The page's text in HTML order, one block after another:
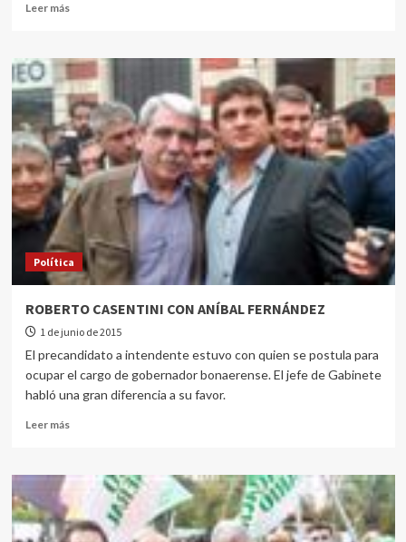
Leer más
Política
ROBERTO CASENTINI CON ANÍBAL FERNÁNDEZ
1 de junio de 2015
El precandidato a intendente estuvo con quien se postula para
ocupar el cargo de gobernador bonaerense. El jefe de Gabinete
habló una gran diferencia a su favor.
Leer más